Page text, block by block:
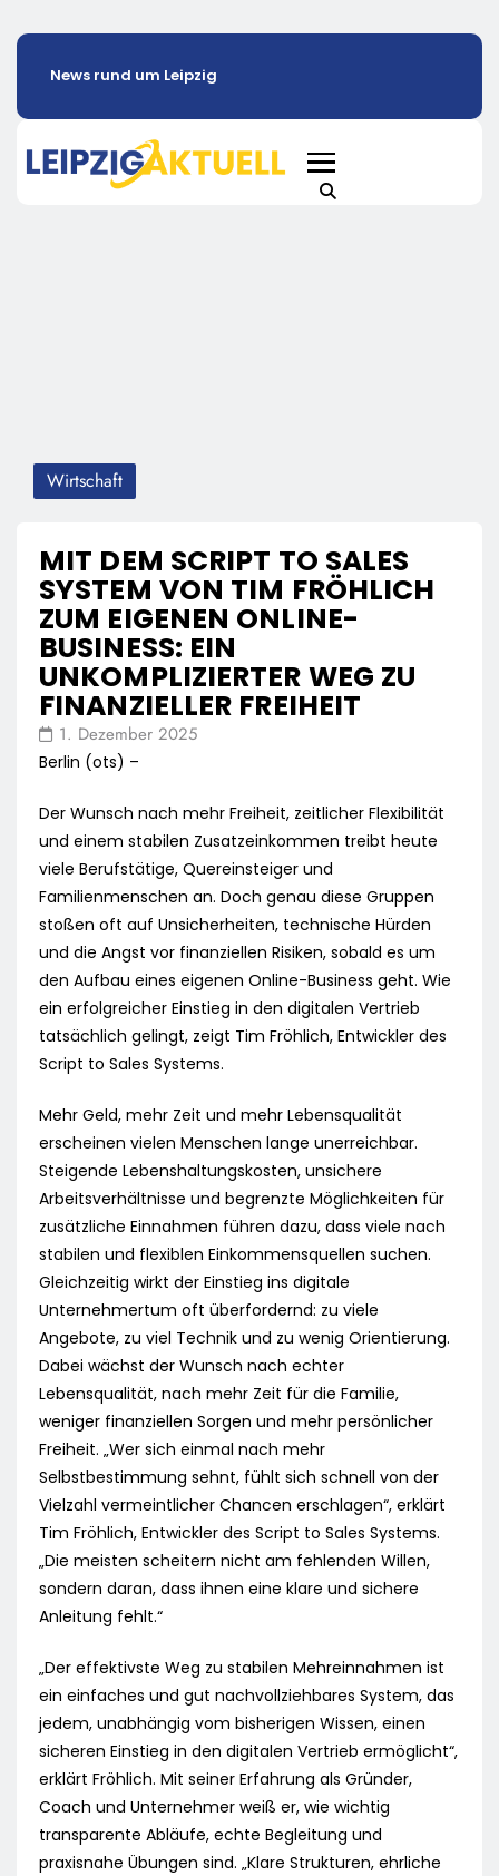
News rund um Leipzig
Wirtschaft
MIT DEM SCRIPT TO SALES
SYSTEM VON TIM FRÖHLICH
ZUM EIGENEN ONLINE-
BUSINESS: EIN
UNKOMPLIZIERTER WEG ZU
FINANZIELLER FREIHEIT
1. Dezember 2025
Berlin (ots) –
Der Wunsch nach mehr Freiheit, zeitlicher Flexibilität
und einem stabilen Zusatzeinkommen treibt heute
viele Berufstätige, Quereinsteiger und
Familienmenschen an. Doch genau diese Gruppen
stoßen oft auf Unsicherheiten, technische Hürden
und die Angst vor finanziellen Risiken, sobald es um
den Aufbau eines eigenen Online-Business geht. Wie
ein erfolgreicher Einstieg in den digitalen Vertrieb
tatsächlich gelingt, zeigt Tim Fröhlich, Entwickler des
Script to Sales Systems.
Mehr Geld, mehr Zeit und mehr Lebensqualität
erscheinen vielen Menschen lange unerreichbar.
Steigende Lebenshaltungskosten, unsichere
Arbeitsverhältnisse und begrenzte Möglichkeiten für
zusätzliche Einnahmen führen dazu, dass viele nach
stabilen und flexiblen Einkommensquellen suchen.
Gleichzeitig wirkt der Einstieg ins digitale
Unternehmertum oft überfordernd: zu viele
Angebote, zu viel Technik und zu wenig Orientierung.
Dabei wächst der Wunsch nach echter
Lebensqualität, nach mehr Zeit für die Familie,
weniger finanziellen Sorgen und mehr persönlicher
Freiheit. „Wer sich einmal nach mehr
Selbstbestimmung sehnt, fühlt sich schnell von der
Vielzahl vermeintlicher Chancen erschlagen“, erklärt
Tim Fröhlich, Entwickler des Script to Sales Systems.
„Die meisten scheitern nicht am fehlenden Willen,
sondern daran, dass ihnen eine klare und sichere
Anleitung fehlt.“
„Der effektivste Weg zu stabilen Mehreinnahmen ist
ein einfaches und gut nachvollziehbares System, das
jedem, unabhängig vom bisherigen Wissen, einen
sicheren Einstieg in den digitalen Vertrieb ermöglicht“,
erklärt Fröhlich. Mit seiner Erfahrung als Gründer,
Coach und Unternehmer weiß er, wie wichtig
transparente Abläufe, echte Begleitung und
praxisnahe Übungen sind. „Klare Strukturen, ehrliche